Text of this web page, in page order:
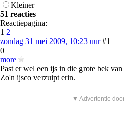
Kleiner
51 reacties
Reactiepagina:
1 2
zondag 31 mei 2009, 10:23 uur #1
0
more
Past er wel een ijs in die grote bek van
Zo'n ijsco verzuipt erin.
▼ Advertentie